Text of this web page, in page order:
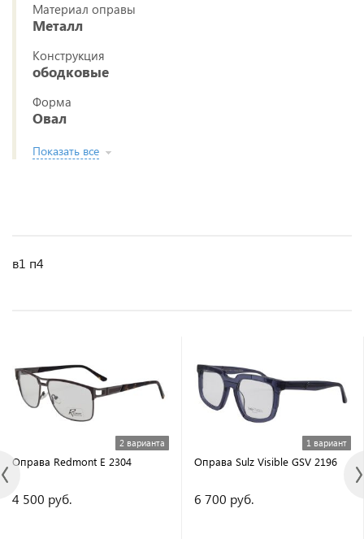
Материал оправы
Металл
Конструкция
ободковые
Форма
Овал
Показать все
в1 п4
2 варианта
Оправа Redmont E 2304
4 500 руб.
1 вариант
Оправа Sulz Visible GSV 2196
6 700 руб.